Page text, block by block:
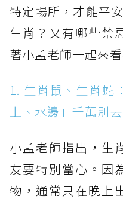
特定場所，才能平
生肖？又有哪些禁
著小孟老師一起來看
1. 生肖鼠、生肖蛇
上、水邊」千萬別去
小孟老師指出，生
友要特別當心。因
物，通常只在晚上